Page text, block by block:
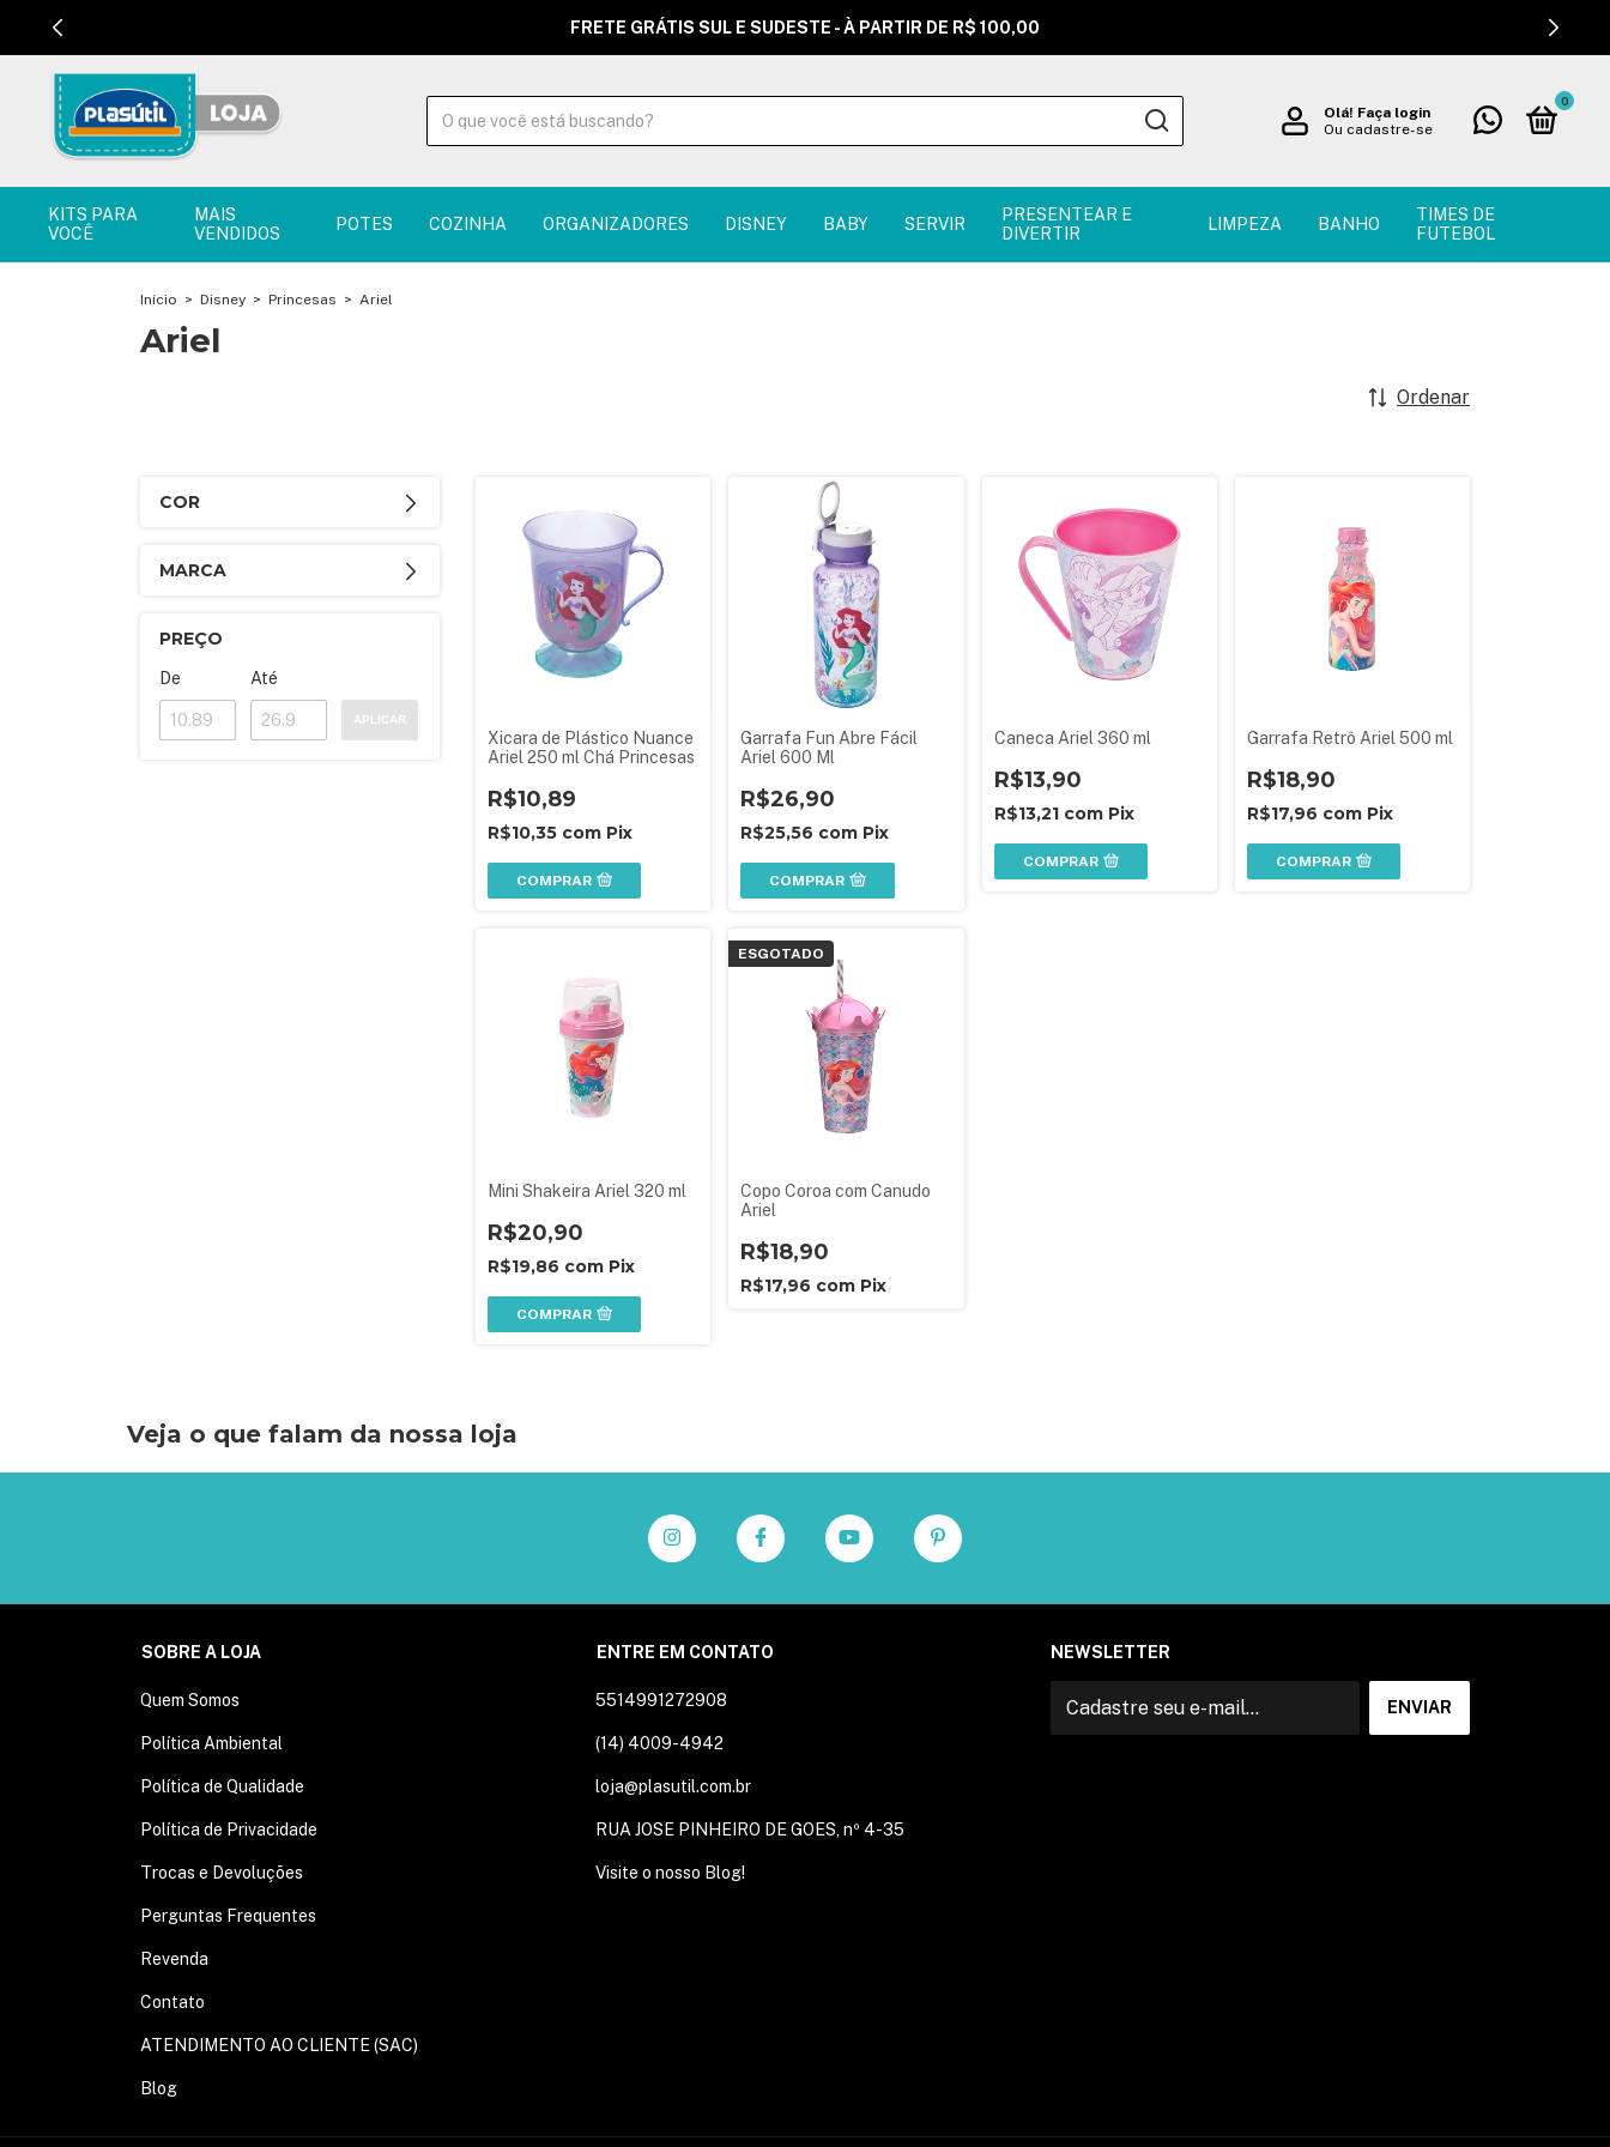
FRETE GRÁTIS SUL E SUDESTE - À PARTIR DE R$ 100,00
Olá! Faça login
Ou cadastre-se
0
KITS PARA
VOCÊ
MAIS
VENDIDOS
POTES COZINHA ORGANIZADORES DISNEY BABY SERVIR
PRESENTEAR E
DIVERTIR
LIMPEZA BANHO
TIMES DE
FUTEBOL
Início > Disney > Princesas > Ariel
Ariel
Ordenar
COR
MARCA
PREÇO
De Até
APLICAR
Xicara de Plástico Nuance
Ariel 250 ml Chá Princesas
R$10,89
R$10,35 com Pix
COMPRAR
Garrafa Fun Abre Fácil
Ariel 600 Ml
R$26,90
R$25,56 com Pix
COMPRAR
Caneca Ariel 360 ml
R$13,90
R$13,21 com Pix
COMPRAR
Garrafa Retrô Ariel 500 ml
R$18,90
R$17,96 com Pix
COMPRAR
Mini Shakeira Ariel 320 ml
R$20,90
R$19,86 com Pix
COMPRAR
ESGOTADO
Copo Coroa com Canudo
Ariel
R$18,90
R$17,96 com Pix
Veja o que falam da nossa loja
SOBRE A LOJA
Quem Somos
Política Ambiental
Política de Qualidade
Política de Privacidade
Trocas e Devoluções
Perguntas Frequentes
Revenda
Contato
ATENDIMENTO AO CLIENTE (SAC)
Blog
ENTRE EM CONTATO
5514991272908
(14) 4009-4942
loja@plasutil.com.br
RUA JOSE PINHEIRO DE GOES, nº 4-35
Visite o nosso Blog!
NEWSLETTER